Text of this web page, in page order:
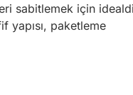
sabitlemek için
yapısı, paketleme